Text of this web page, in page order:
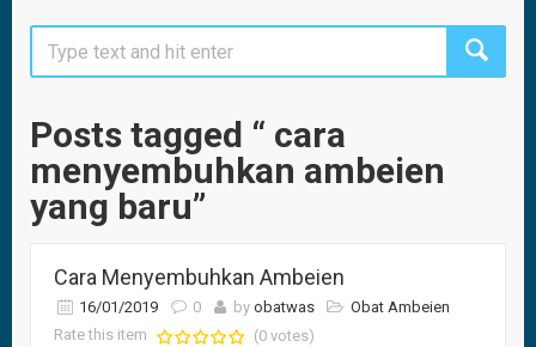
Posts tagged “ cara
menyembuhkan ambeien
yang baru”
Cara Menyembuhkan Ambeien
16/01/2019 0 by obatwas
Obat Ambeien
Rate this item
(0 votes)